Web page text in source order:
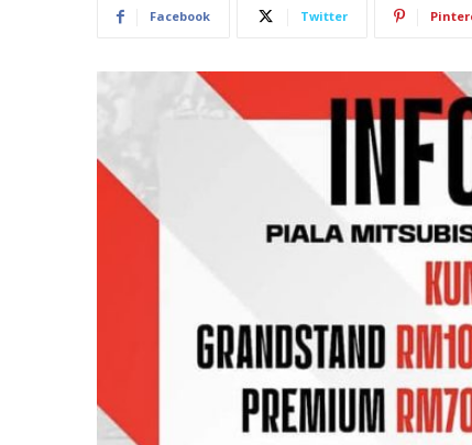
Facebook Twitter